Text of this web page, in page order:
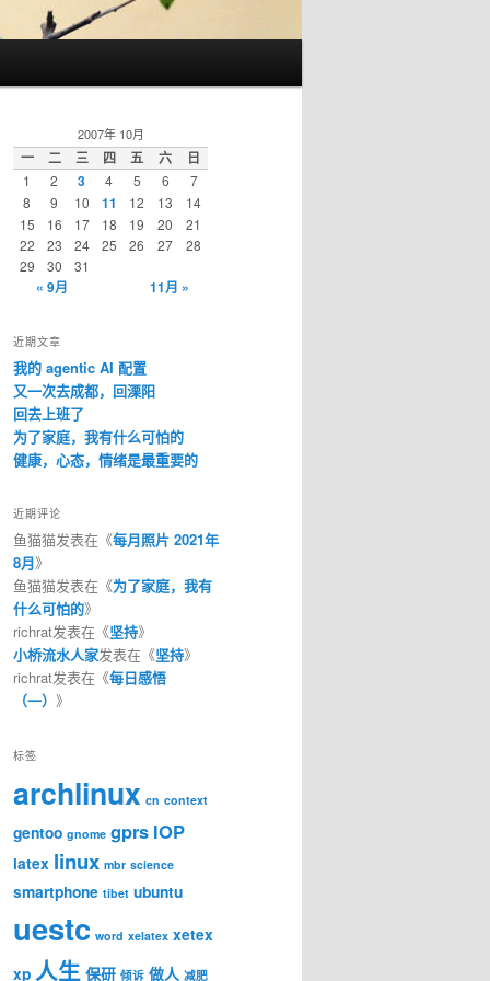
2007年 10月
一 二 三 四 五 六 日
1 2 3 4 5 6
7
8
9 10 11 12 13
14
15
16 17 18 19 20
21
22
23 24 25 26 27
28
29
30 31
« 9月 11月 »
近期文章
我的 agentic AI 配置
又一次去成都，回溧阳
回去上班了
为了家庭，我有什么可怕的
健康，心态，情绪是最重要的
近期评论
鱼猫猫发表在《每月照片 2021年
8月》
鱼猫猫发表在《为了家庭，我有
什么可怕的》
richrat发表在《坚持》
小桥流水人家发表在《坚持》
richrat发表在《每日感悟
（一） 》
标签
archlinux cn context
gentoo gnome gprs IOP
latex linux mbr science
smartphone tibet ubuntu
uestc word xelatex xetex
xp 人生 保研 倾诉 做人 减肥